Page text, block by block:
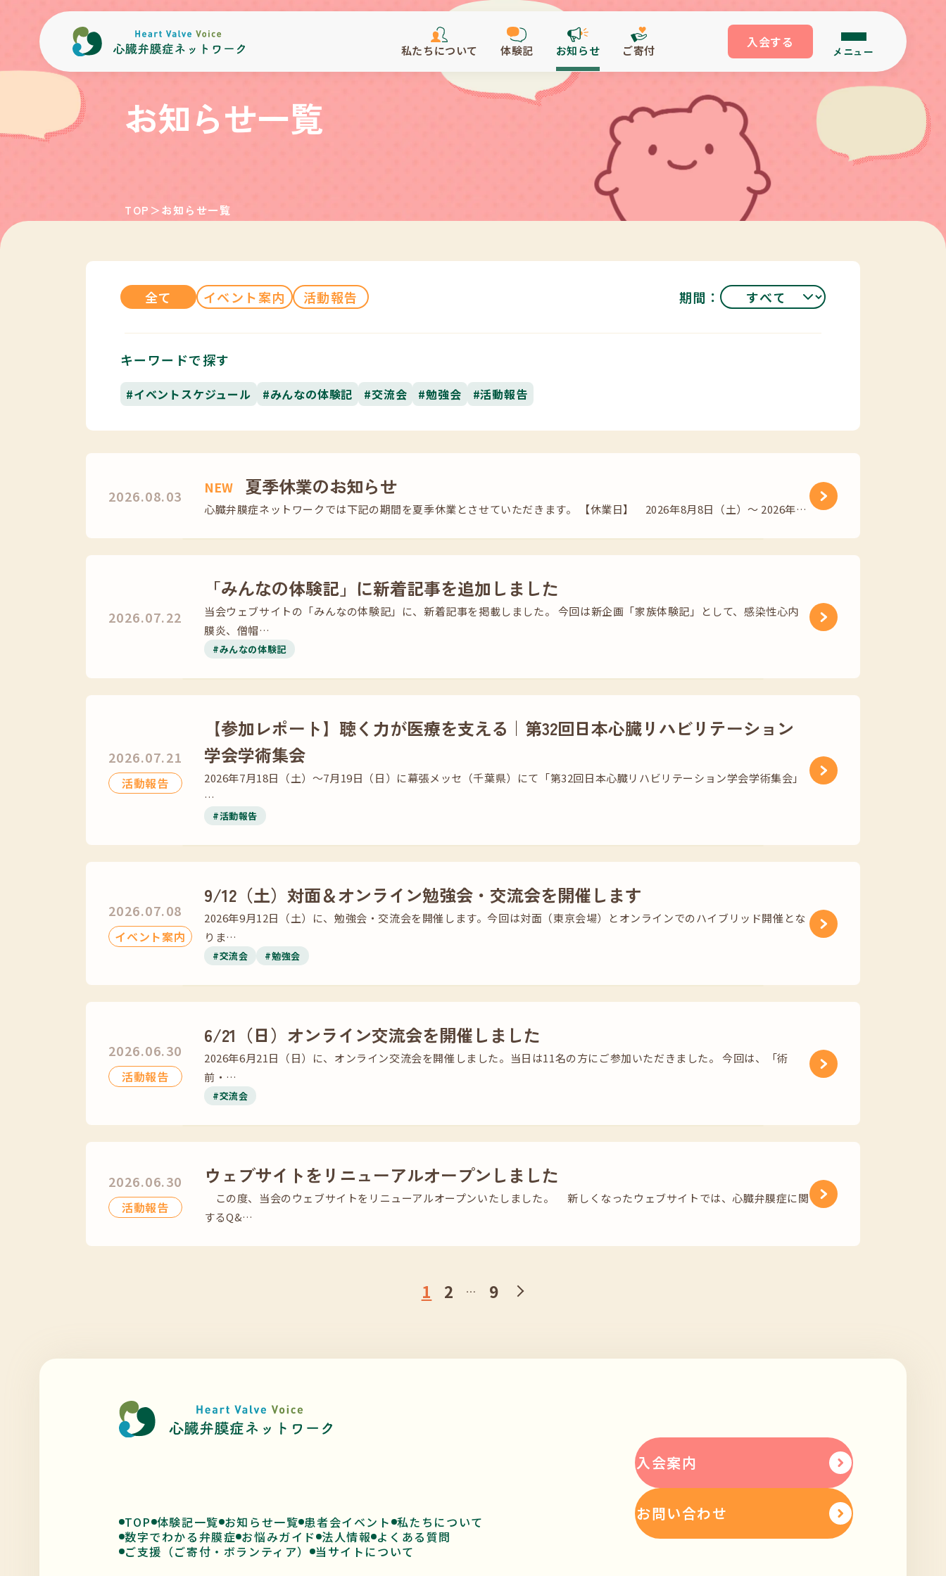
内容をスキップ
私たちについて 体験記 お知らせ ご寄付 入会する
メニュー
お知らせ一覧
TOP ＞お知らせ一覧
全て イベント案内 活動報告 期間：
キーワードで探す
#イベントスケジュール #みんなの体験記 #交流会 #勉強会 #活動報告
2026.08.03 NEW 夏季休業のお知らせ
心臓弁膜症ネットワークでは下記の期間を夏季休業とさせていただきます。 【休業日】 2026年8月8日（土）～ 2026年…
2026.07.22
「みんなの体験記」に新着記事を追加しました
当会ウェブサイトの「みんなの体験記」に、新着記事を掲載しました。 今回は新企画「家族体験記」として、感染性心内
膜炎、僧帽…
#みんなの体験記
2026.07.21
活動報告
【参加レポート】聴く力が医療を支える｜第32回日本心臓リハビリテーション
学会学術集会
2026年7月18日（土）～7月19日（日）に幕張メッセ（千葉県）にて「第32回日本心臓リハビリテーション学会学術集会」
…
#活動報告
2026.07.08
イベント案内
9/12（土）対面＆オンライン勉強会・交流会を開催します
2026年9月12日（土）に、勉強会・交流会を開催します。今回は対面（東京会場）とオンラインでのハイブリッド開催とな
りま…
#交流会 #勉強会
2026.06.30
活動報告
6/21（日）オンライン交流会を開催しました
2026年6月21日（日）に、オンライン交流会を開催しました。当日は11名の方にご参加いただきました。 今回は、「術
前・…
#交流会
2026.06.30
活動報告
ウェブサイトをリニューアルオープンしました
この度、当会のウェブサイトをリニューアルオープンいたしました。 新しくなったウェブサイトでは、心臓弁膜症に関
するQ&…
1 2 … 9
TOP 体験記一覧 お知らせ一覧 患者会イベント 私たちについて
数字でわかる弁膜症 お悩みガイド 法人情報 よくある質問
ご支援（ご寄付・ボランティア）
当サイトについて
入会案内
お問い合わせ